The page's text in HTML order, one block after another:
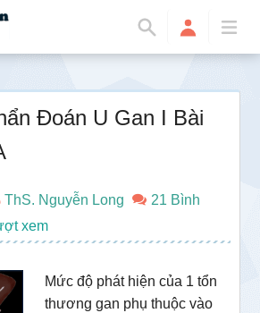
Đoán U Gan I Bài
ThS. Nguyễn Long
21 Bình
Mức độ phát hiện của 1 tổn
thương gan phụ thuộc vào